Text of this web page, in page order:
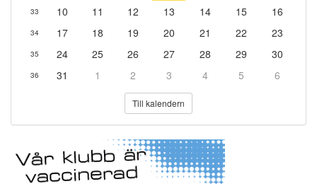
33 10 11 12 13 14 15 16
34 17 18 19 20 21 22 23
35 24 25 26 27 28 29 30
36 31 1 2 3 4 5 6
Till kalendern